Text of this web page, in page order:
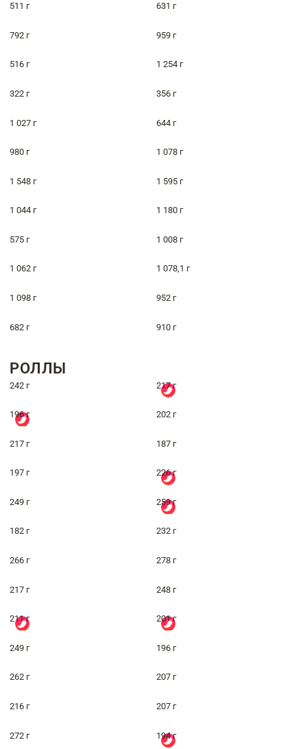
511 г 631 г
792 г 959 г
516 г 1 254 г
322 г 356 г
1 027 г 644 г
980 г 1 078 г
1 548 г 1 595 г
1 044 г 1 180 г
575 г 1 008 г
1 062 г 1 078,1 г
1 098 г 952 г
682 г 910 г
РОЛЛЫ
242 г 217 г
196 г 202 г
217 г 187 г
197 г 226 г
249 г 259 г
182 г 232 г
266 г 278 г
217 г 248 г
211 г 201 г
249 г 196 г
262 г 207 г
216 г 207 г
272 г 194 г